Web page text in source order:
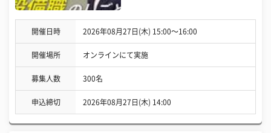
開催日時 2026年08月27日(木) 15:00〜16:00
開催場所 オンラインにて実施
募集人数 300名
申込締切 2026年08月27日(木) 14:00